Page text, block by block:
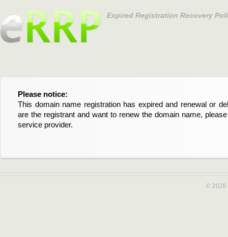
Expired Registration Recovery
Please notice:
This domain name registration has expired and renewal or
are the registrant and want to renew the domain name,
service provider.
Bitte beachten Sie:
Diese Domainregistrierung ist abgelaufen und die
Domain stehen an. Wenn Sie der Registrant sind und
verlängern möchten, kontaktieren Sie bitte Ihren Service-
© 2026